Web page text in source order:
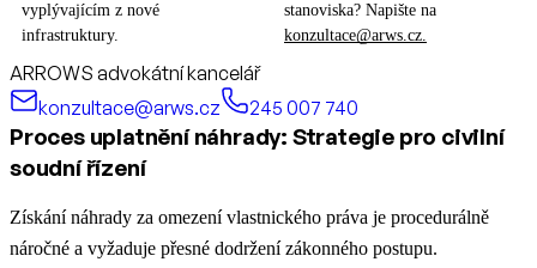
vyplývajícím z nové
infrastruktury.
stanoviska? Napište na
konzultace@arws.cz.
ARROWS advokátní kancelář
konzultace@arws.cz
245 007 740
Proces uplatnění náhrady: Strategie pro civilní
soudní řízení
Získání náhrady za omezení vlastnického práva je procedurálně
náročné a vyžaduje přesné dodržení zákonného postupu.